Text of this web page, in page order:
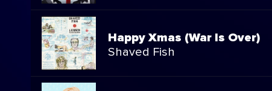
Happy Xmas (War Is Over)
Shaved Fish